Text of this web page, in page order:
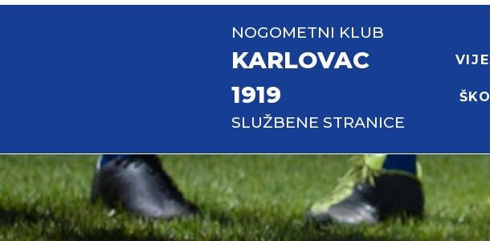
NOGOMETNI KLUB
KARLOVAC
1919
SLUŽBENE STRANICE